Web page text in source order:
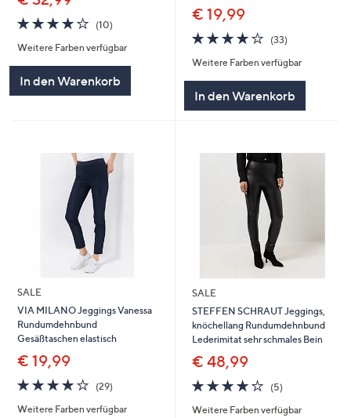
4.2
von
5
(10)10
Weitere Farben verfügbar
In den Warenkorb
€ 19,99
4.1
von
5
(33)33
Weitere Farben verfügbar
In den Warenkorb
SALE
VIA MILANO Jeggings Vanessa
Rundumdehnbund
Gesäßtaschen elastisch
€ 19,99
4.1
von
5
(29)29
Weitere Farben verfügbar
SALE
STEFFEN SCHRAUT Jeggings,
knöchellang Rundumdehnbund
Lederimitat sehr schmales Bein
€ 48,99
4.0
von
5
(5)5
Weitere Farben verfügbar